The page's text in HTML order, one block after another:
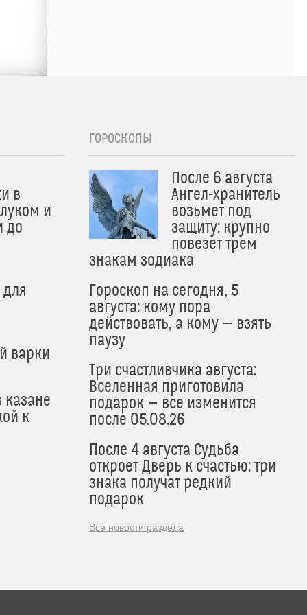
в
и
до
варки
к
ГОРОСКОПЫ
После 6 августа
Ангел-хранитель
возьмет под
защиту: крупно
повезет трем
знакам зодиака
Гороскоп на сегодня, 5
августа: кому пора
действовать, а кому — взять
паузу
Три счастливчика августа:
Вселенная приготовила
подарок — все изменится
после 05.08.26
После 4 августа Судьба
откроет Дверь к счастью: три
знака получат редкий
подарок
Все новости раздела